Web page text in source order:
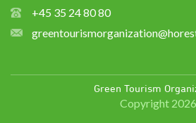
+45 35 24 80 80
Green Tourism
Copyright 2026